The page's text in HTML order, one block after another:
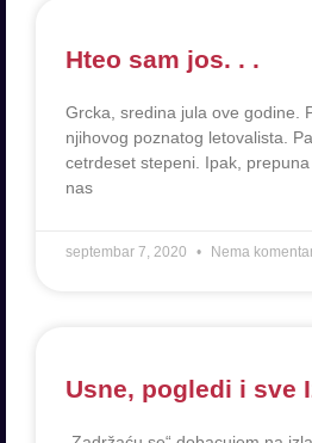
Hteo sam jos. . .
Grcka, sredina jula ove godine.
njihovog poznatog letovalista.
cetrdeset stepeni. Ipak, prepuna
nas
septembar 7, 2020 Nema
Usne, pogledi i sve